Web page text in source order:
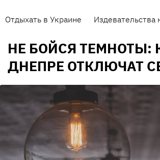
Отдыхать в Украине
НЕ БОЙСЯ ТЕМНОТЫ:
ДНЕПРЕ ОТКЛЮЧАТ